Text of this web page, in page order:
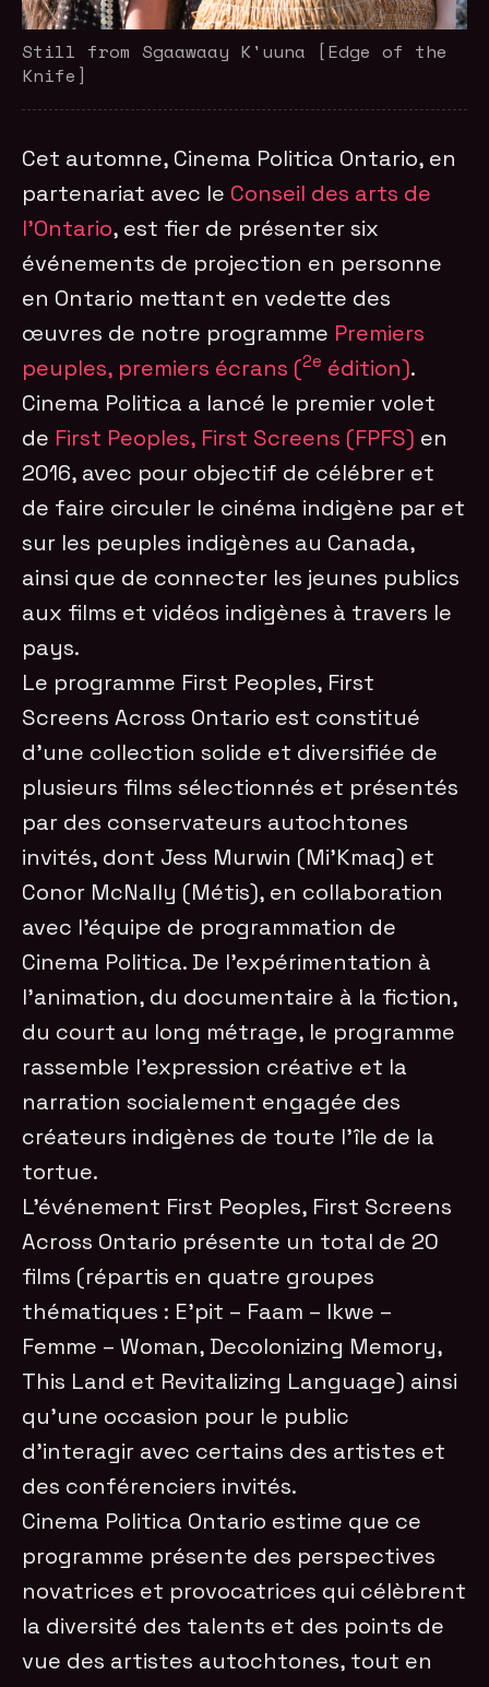
Still from Sgaawaay K'uuna [Edge of the
Knife]
Cet automne, Cinema Politica Ontario, en
partenariat avec le Conseil des arts de
l’Ontario, est fier de présenter six
événements de projection en personne
en Ontario mettant en vedette des
œuvres de notre programme Premiers
peuples, premiers écrans (2e édition).
Cinema Politica a lancé le premier volet
de First Peoples, First Screens (FPFS) en
2016, avec pour objectif de célébrer et
de faire circuler le cinéma indigène par et
sur les peuples indigènes au Canada,
ainsi que de connecter les jeunes publics
aux films et vidéos indigènes à travers le
pays.
Le programme First Peoples, First
Screens Across Ontario est constitué
d’une collection solide et diversifiée de
plusieurs films sélectionnés et présentés
par des conservateurs autochtones
invités, dont Jess Murwin (Mi’Kmaq) et
Conor McNally (Métis), en collaboration
avec l’équipe de programmation de
Cinema Politica. De l’expérimentation à
l’animation, du documentaire à la fiction,
du court au long métrage, le programme
rassemble l’expression créative et la
narration socialement engagée des
créateurs indigènes de toute l’île de la
tortue.
L’événement First Peoples, First Screens
Across Ontario présente un total de 20
films (répartis en quatre groupes
thématiques : E’pit – Faam – Ikwe –
Femme – Woman, Decolonizing Memory,
This Land et Revitalizing Language) ainsi
qu’une occasion pour le public
d’interagir avec certains des artistes et
des conférenciers invités.
Cinema Politica Ontario estime que ce
programme présente des perspectives
novatrices et provocatrices qui célèbrent
la diversité des talents et des points de
vue des artistes autochtones, tout en